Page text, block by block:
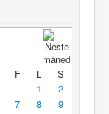
F L
S
1
2
7 8
9